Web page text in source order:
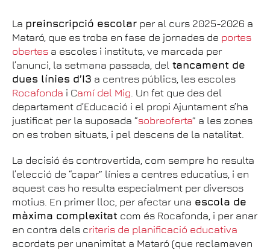
La preinscripció escolar per al curs 2025-2026 a
Mataró, que es troba en fase de jornades de portes
obertes a escoles i instituts, ve marcada per
l’anunci, la setmana passada, del tancament de
dues línies d’I3 a centres públics, les escoles
Rocafonda i Camí del Mig. Un fet que des del
departament d’Educació i el propi Ajuntament s’ha
justificat per la suposada “sobreoferta” a les zones
on es troben situats, i pel descens de la natalitat.
La decisió és controvertida, com sempre ho resulta
l’elecció de “capar” línies a centres educatius, i en
aquest cas ho resulta especialment per diversos
motius. En primer lloc, per afectar una escola de
màxima complexitat com és Rocafonda, i per anar
en contra dels criteris de planificació educativa
acordats per unanimitat a Mataró (que reclamaven